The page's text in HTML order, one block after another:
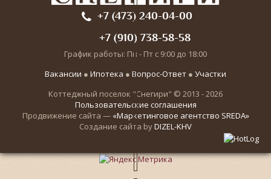
+7 (473) 240-04-00
+7 (910) 738-58-58
График работы: Пн - Пт с 9:00 до 18:00
Вакансии ● Ипотека ● Вопрос-Ответ ● Участки
Коттеджный поселок "Снегири" © 2013 - 2026
Пользовательские соглашения
Продвижение сайта — «Маркетинговое агентство SREDA»
Создание сайта byDIZEL-KHV